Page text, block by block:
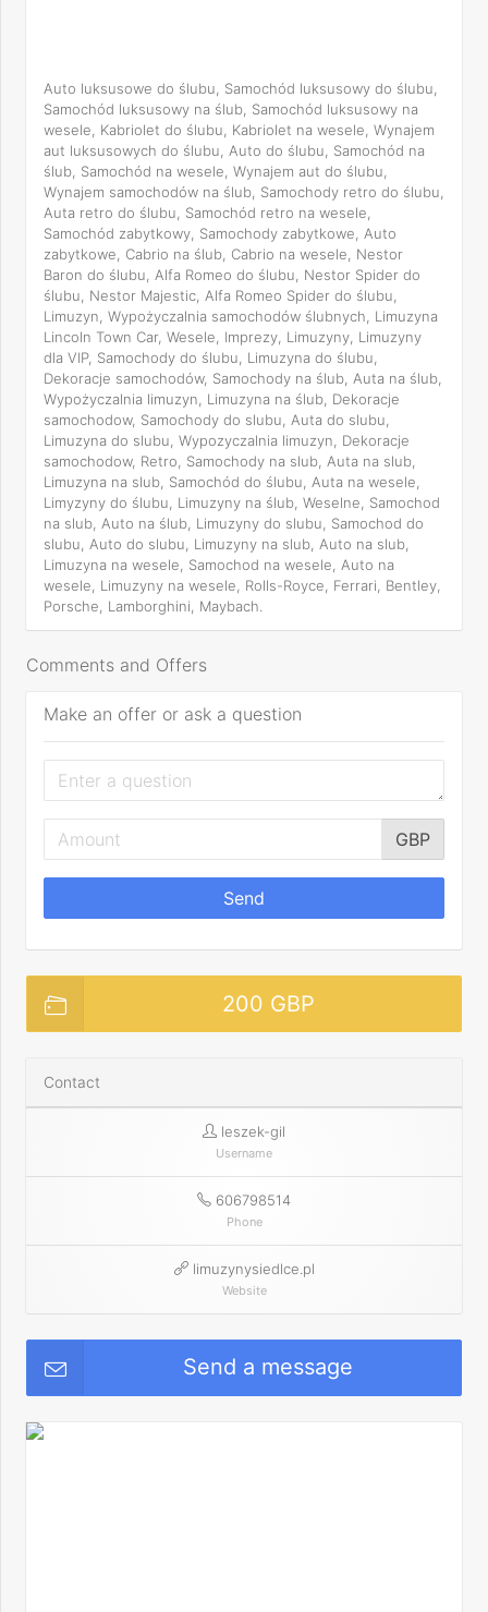
Auto luksusowe do ślubu, Samochód luksusowy do ślubu,
Samochód luksusowy na ślub, Samochód luksusowy na
wesele, Kabriolet do ślubu, Kabriolet na wesele, Wynajem
aut luksusowych do ślubu, Auto do ślubu, Samochód na
ślub, Samochód na wesele, Wynajem aut do ślubu,
Wynajem samochodów na ślub, Samochody retro do ślubu,
Auta retro do ślubu, Samochód retro na wesele,
Samochód zabytkowy, Samochody zabytkowe, Auto
zabytkowe, Cabrio na ślub, Cabrio na wesele, Nestor
Baron do ślubu, Alfa Romeo do ślubu, Nestor Spider do
ślubu, Nestor Majestic, Alfa Romeo Spider do ślubu,
Limuzyn, Wypożyczalnia samochodów ślubnych, Limuzyna
Lincoln Town Car, Wesele, Imprezy, Limuzyny, Limuzyny
dla VIP, Samochody do ślubu, Limuzyna do ślubu,
Dekoracje samochodów, Samochody na ślub, Auta na ślub,
Wypożyczalnia limuzyn, Limuzyna na ślub, Dekoracje
samochodow, Samochody do slubu, Auta do slubu,
Limuzyna do slubu, Wypozyczalnia limuzyn, Dekoracje
samochodow, Retro, Samochody na slub, Auta na slub,
Limuzyna na slub, Samochód do ślubu, Auta na wesele,
Limyzyny do ślubu, Limuzyny na ślub, Weselne, Samochod
na slub, Auto na ślub, Limuzyny do slubu, Samochod do
slubu, Auto do slubu, Limuzyny na slub, Auto na slub,
Limuzyna na wesele, Samochod na wesele, Auto na
wesele, Limuzyny na wesele, Rolls-Royce, Ferrari, Bentley,
Porsche, Lamborghini, Maybach.
Comments and Offers
Make an offer or ask a question
GBP
Send
200 GBP
Contact
leszek-gil
Username
606798514
Phone
limuzynysiedlce.pl
Website
Send a message